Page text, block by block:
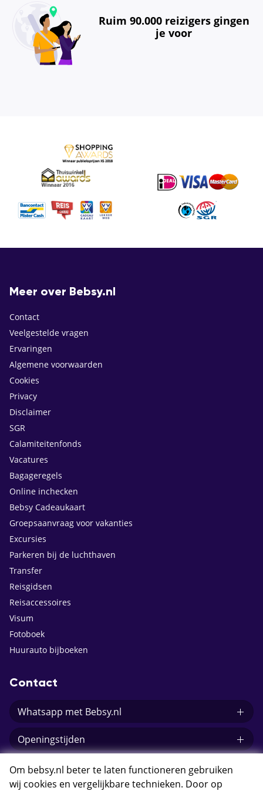
Ruim 90.000 reizigers gingen
je voor
Meer over Bebsy.nl
Contact
Veelgestelde vragen
Ervaringen
Algemene voorwaarden
Cookies
Privacy
Disclaimer
SGR
Calamiteitenfonds
Vacatures
Bagageregels
Online inchecken
Bebsy Cadeaukaart
Groepsaanvraag voor vakanties
Excursies
Parkeren bij de luchthaven
Transfer
Reisgidsen
Reisaccessoires
Visum
Fotoboek
Huurauto bijboeken
Contact
Whatsapp met Bebsy.nl
Openingstijden
E-mail Bebsy.nl
Om bebsy.nl beter te laten functioneren gebruiken
wij cookies en vergelijkbare technieken. Door op